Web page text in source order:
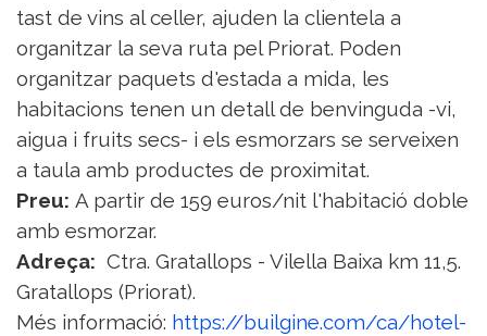
tast de vins al celler, ajuden la clientela a
organitzar la seva ruta pel Priorat. Poden
organitzar paquets d'estada a mida, les
habitacions tenen un detall de benvinguda -vi,
aigua i fruits secs- i els esmorzars se serveixen
a taula amb productes de proximitat.
Preu: A partir de 159 euros/nit l'habitació doble
amb esmorzar.
Adreça: Ctra. Gratallops - Vilella Baixa km 11,5.
Gratallops (Priorat).
Més informació: https://builgine.com/ca/hotel-